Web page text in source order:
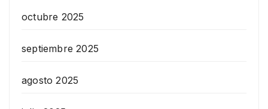
octubre 2025
septiembre 2025
agosto 2025